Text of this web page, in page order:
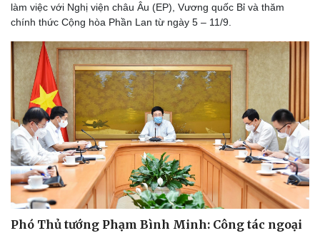
làm việc với Nghị viện châu Âu (EP), Vương quốc Bỉ và thăm
chính thức Cộng hòa Phần Lan từ ngày 5 – 11/9.
Phó Thủ tướng Phạm Bình Minh: Công tác ngoại